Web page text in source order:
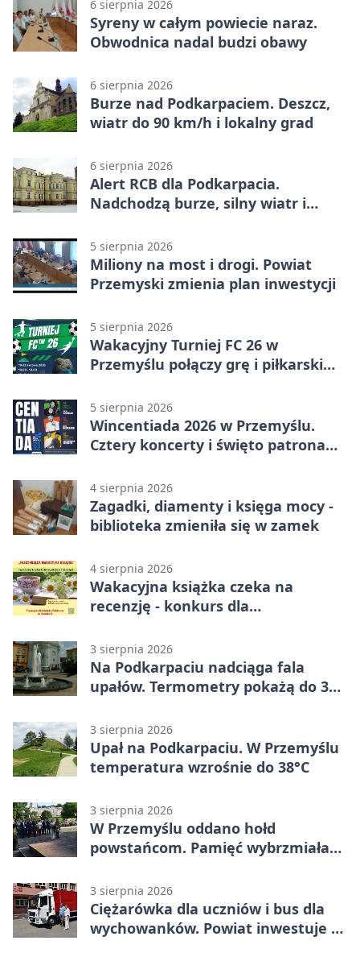
6 sierpnia 2026
Syreny w całym powiecie naraz.
Obwodnica nadal budzi obawy
6 sierpnia 2026
Burze nad Podkarpaciem. Deszcz,
wiatr do 90 km/h i lokalny grad
6 sierpnia 2026
Alert RCB dla Podkarpacia.
Nadchodzą burze, silny wiatr i
5 sierpnia 2026
Miliony na most i drogi. Powiat
Przemyski zmienia plan inwestycji
5 sierpnia 2026
Wakacyjny Turniej FC 26 w
Przemyślu połączy grę i piłkarski
5 sierpnia 2026
Wincentiada 2026 w Przemyślu.
Cztery koncerty i święto patrona
4 sierpnia 2026
Zagadki, diamenty i księga mocy -
biblioteka zmieniła się w zamek
4 sierpnia 2026
Wakacyjna książka czeka na
recenzję - konkurs dla
3 sierpnia 2026
Na Podkarpaciu nadciąga fala
upałów. Termometry pokażą do 36
3 sierpnia 2026
Upał na Podkarpaciu. W Przemyślu
temperatura wzrośnie do 38°C
3 sierpnia 2026
W Przemyślu oddano hołd
powstańcom. Pamięć wybrzmiała
3 sierpnia 2026
Ciężarówka dla uczniów i bus dla
wychowanków. Powiat inwestuje w